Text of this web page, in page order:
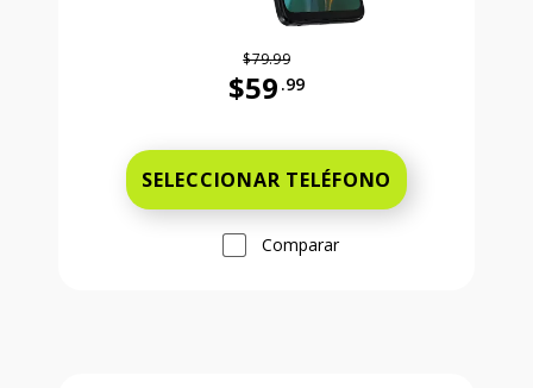
$79.99
$59 .99
SELECCIONAR TELÉFONO
Comparar